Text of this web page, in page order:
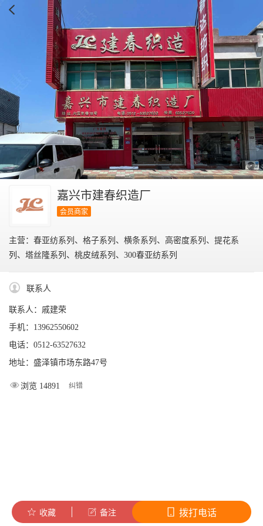
嘉兴市建春织造厂
会员商家
主营：春亚纺系列、格子系列、横条系列、高密度系列、提花系
列、塔丝隆系列、桃皮绒系列、300春亚纺系列
联系人
联系人：戚建荣
手机：13962550602
电话：0512-63527632
地址：盛泽镇市场东路47号
浏览 14891 纠错
收藏 备注 拨打电话